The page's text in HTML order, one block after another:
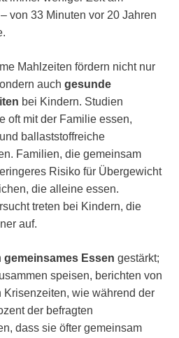
von 33 Minuten vor 20 Jahren
Mahlzeiten fördern nicht nur
auch gesunde
bei Kindern. Studien
oft mit der Familie essen,
ballaststoffreiche
Familien, die gemeinsam
Risiko für Übergewicht
die alleine essen.
treten bei Kindern, die
auf.
gemeinsames Essen gestärkt;
speisen, berichten von
Krisenzeiten, wie während der
der befragten
dass sie öfter gemeinsam